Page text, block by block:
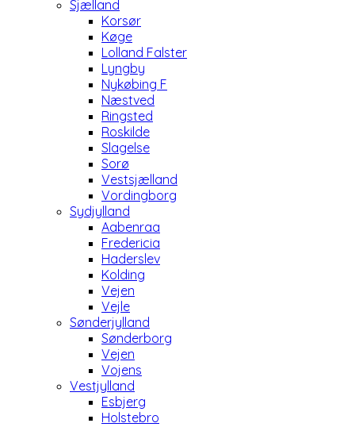
Sjælland
Korsør
Køge
Lolland Falster
Lyngby
Nykøbing F
Næstved
Ringsted
Roskilde
Slagelse
Sorø
Vestsjælland
Vordingborg
Sydjylland
Aabenraa
Fredericia
Haderslev
Kolding
Vejen
Vejle
Sønderjylland
Sønderborg
Vejen
Vojens
Vestjylland
Esbjerg
Holstebro